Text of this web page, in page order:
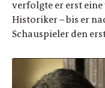
verfolgte er erst
Historiker – bis er
Schauspieler den